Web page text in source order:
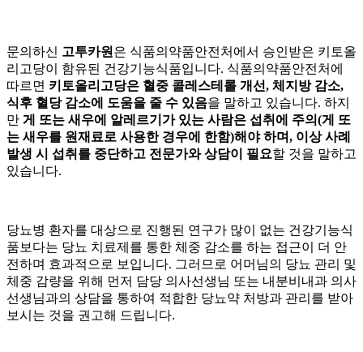
문의하신 고투카원 은 식품의약품안전처에서 승인받은 키토올
리고당이 함유된 건강기능식품입니다. 식품의약품안전처에
따르면 키토올리고당은 혈중 콜레스테롤 개선, 체지방 감소,
식후 혈당 감소에 도움을 줄 수 있음을 말하고 있습니다. 하지
만 게 또는 새우에 알레르기가 있는 사람은 섭취에 주의(게 또
는 새우를 원재료로 사용한 경우에 한함)해야 하며, 이상 사례
발생 시 섭취를 중단하고 전문가와 상담이 필요할 것을 말하고
있습니다.
당뇨병 환자를 대상으로 진행된 연구가 많이 없는 건강기능식
품보다는 당뇨 치료제를 통한 체중 감소를 하는 접근이 더 안
전하며 효과적으로 보입니다. 그러므로 어머님의 당뇨 관리 및
체중 감량을 위해 먼저 담당 의사선생님 또는 내분비내과 의사
선생님과의 상담을 통하여 적합한 당뇨약 처방과 관리를 받아
보시는 것을 권고해 드립니다.